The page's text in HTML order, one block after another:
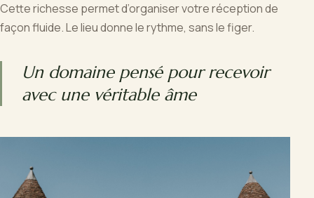
Cette richesse permet d’organiser votre réception de
façon fluide. Le lieu donne le rythme, sans le figer.
Un domaine pensé pour recevoir
avec une véritable âme